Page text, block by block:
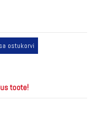
toote!